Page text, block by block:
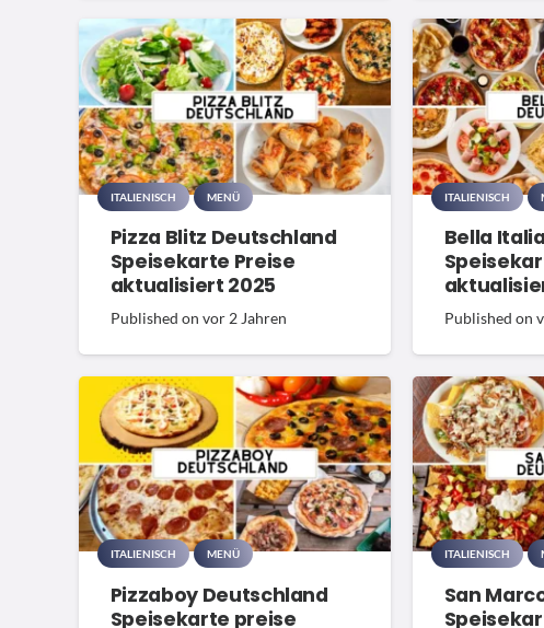
ITALIENISCH MENÜ
Pizza Blitz Deutschland
Speisekarte Preise
aktualisiert 2025
Published on vor 2 Jahren
ITALIENISCH
Bella
Published on
ITALIENISCH MENÜ
Pizzaboy Deutschland
Speisekarte preise
ITALIENISCH
San